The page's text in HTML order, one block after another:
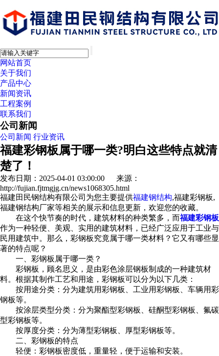
网站首页
关于我们
产品中心
新闻资讯
工程案例
联系我们
公司新闻
公司新闻 行业资讯
福建彩钢板属于哪一类?明白这些特点就清
楚了！
发布日期：2025-04-01 03:00:00 来源：
http://fujian.fjtmgjg.cn/news1068305.html
福建田民钢结构有限公司为您主要提供福建钢结构,福建彩钢板,
福建钢结构厂家等相关的展示和信息更新，欢迎您的收藏。
在这个快节奏的时代，建筑材料的种类繁多，而福建彩钢板
作为一种轻便、美观、实用的建筑材料，已经广泛应用于工业与
民用建筑中。那么，彩钢板究竟属于哪一类材料？它又有哪些显
著的特点呢？
一、彩钢板属于哪一类？
彩钢板，顾名思义，是由彩色涂层钢板制成的一种建筑材
料。根据其制作工艺和用途，彩钢板可以分为以下几类：
按用途分类：分为建筑用彩钢板、工业用彩钢板、车辆用彩
钢板等。
按涂层类型分类：分为聚酯型彩钢板、硅酮型彩钢板、氟碳
型彩钢板等。
按厚度分类：分为薄型彩钢板、厚型彩钢板等。
二、彩钢板的特点
轻便：彩钢板密度低，重量轻，便于运输和安装。